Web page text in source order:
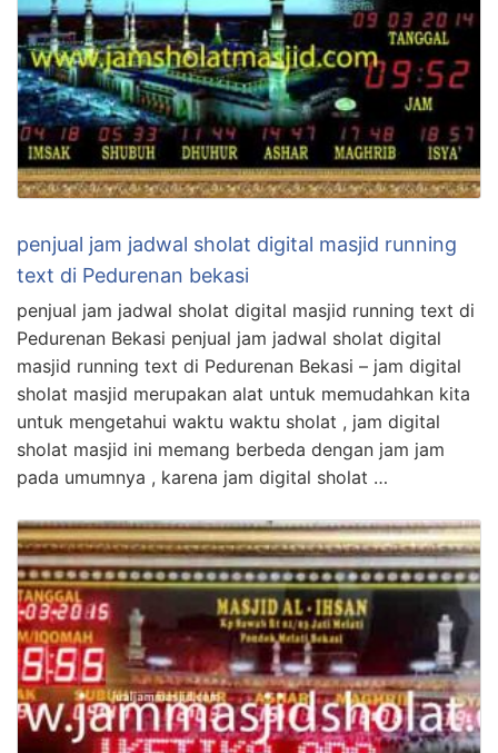
penjual jam jadwal sholat digital masjid running
text di Pedurenan bekasi
penjual jam jadwal sholat digital masjid running text di
Pedurenan Bekasi penjual jam jadwal sholat digital
masjid running text di Pedurenan Bekasi – jam digital
sholat masjid merupakan alat untuk memudahkan kita
untuk mengetahui waktu waktu sholat , jam digital
sholat masjid ini memang berbeda dengan jam jam
pada umumnya , karena jam digital sholat …